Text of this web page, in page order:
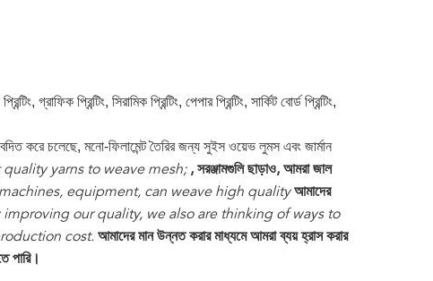
গ্রাফিক প্রিন্টিং, সিরামিক প্রিন্টিং, পেপার প্রিন্টিং, সার্কিট বোর্ড প্রিন্টিং,
করে চলেছে, মনো-ফিলামেন্ট তৈরির জন্য সুইস ওয়েভ লুমস এবং জার্মান
yarns to weave mesh; , সরঞ্জামগুলি ছাড়াও, আমরা জাল
equipment, can weave high quality আমাদের
improving our quality, we also are thinking of ways to
cost. আমাদের মান উন্নত করার মাধ্যমে আমরা ব্যয় হ্রাস করার
পারি।